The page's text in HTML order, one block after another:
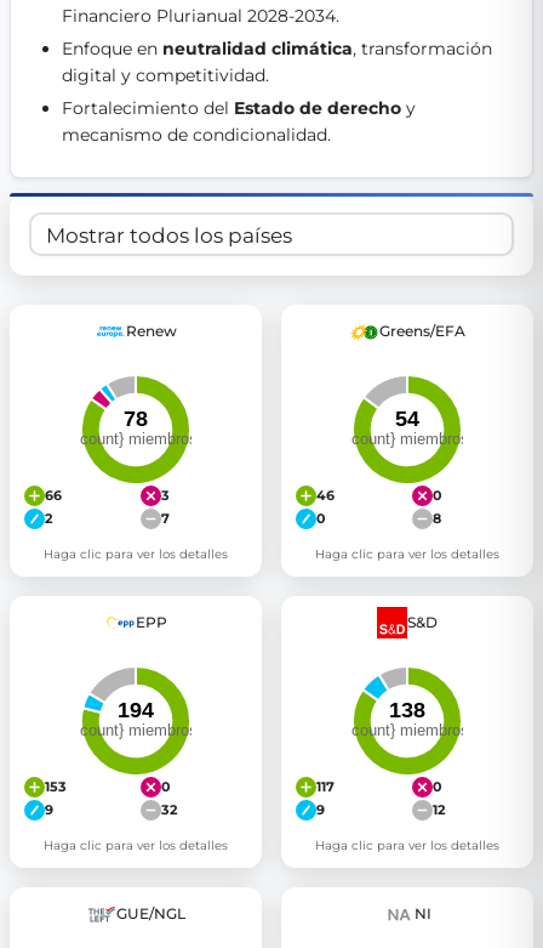
Get Involved
Become a member:Join us to advance digital democracy
Support democracy:Help us strengthen accountability
Financiero Plurianual 2028-2034.
Enfoque en neutralidad climática, transformación
digital y competitividad.
Fortalecimiento del Estado de derecho y
mecanismo de condicionalidad.
Renew
66
3
2
7
Haga clic para ver los detalles
Greens/EFA
46
0
0
8
Haga clic para ver los detalles
EPP
153
0
9
32
Haga clic para ver los detalles
S&D
117
0
9
12
Haga clic para ver los detalles
GUE/NGL NI